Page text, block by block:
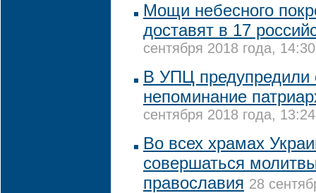
Мощи небесного
доставят в 17
сентября 2018 года, 14:30
В УПЦ предупредили
непоминание
сентября 2018 года, 13:24
Во всех храмах
совершаться
православия 28